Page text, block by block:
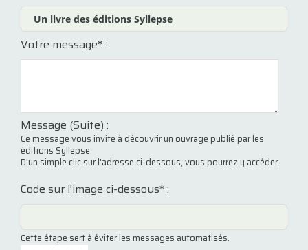
Votre message*:
Message (Suite) :
Ce message vous invite à découvrir un ouvrage publié par les
éditions Syllepse.
D'un simple clic sur l'adresse ci-dessous, vous pourrez y accéder.
Code sur l'image ci-dessous* :
Cette étape sert à éviter les messages automatisés.